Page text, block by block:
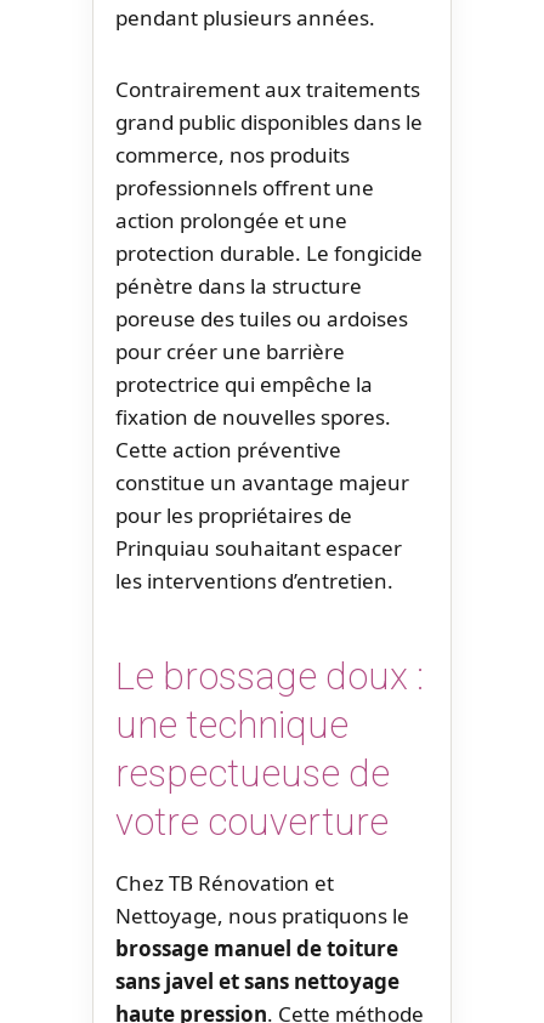
pendant plusieurs années.
Contrairement aux traitements
grand public disponibles dans le
commerce, nos produits
professionnels offrent une
action prolongée et une
protection durable. Le fongicide
pénètre dans la structure
poreuse des tuiles ou ardoises
pour créer une barrière
protectrice qui empêche la
fixation de nouvelles spores.
Cette action préventive
constitue un avantage majeur
pour les propriétaires de
Prinquiau souhaitant espacer
les interventions d’entretien.
Le brossage doux :
une technique
respectueuse de
votre couverture
Chez TB Rénovation et
Nettoyage, nous pratiquons le
brossage manuel de toiture
sans javel et sans nettoyage
haute pression. Cette méthode